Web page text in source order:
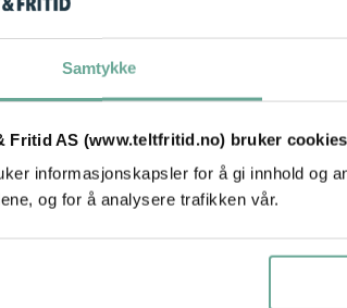
Samtykke
Fritid AS (www.teltfritid.no) bruker cookies
informasjonskapsler for å gi innhold og
og for å analysere trafikken vår.
for urbane eventyrere!
plastflasker! Sekken i
svart, marineblå, burgunder,